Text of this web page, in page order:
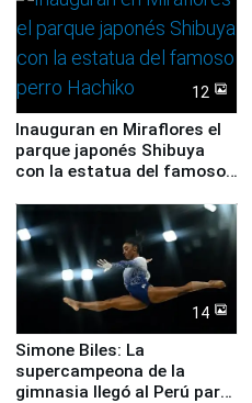
12
Inauguran en Miraflores el
parque japonés Shibuya
con la estatua del famoso
14
Simone Biles: La
supercampeona de la
gimnasia llegó al Perú para